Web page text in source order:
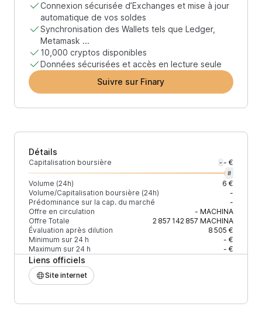
Connexion sécurisée d’Exchanges et mise à jour
automatique de vos soldes
Synchronisation des Wallets tels que Ledger,
Metamask ...
10,000 cryptos disponibles
Données sécurisées et accès en lecture seule
Suivre sur Finary
Détails
Capitalisation boursière - - €
#
Volume (24h)
6 €
Volume/Capitalisation boursière (24h)
-
Prédominance sur la cap. du marché
-
Offre en circulation
- MACHINA
Offre Totale
2 857 142 857 MACHINA
Évaluation après dilution
8 505 €
Minimum sur 24 h
- €
Maximum sur 24 h
- €
Liens officiels
Site internet